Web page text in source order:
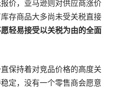
价，亚马逊则对供应商涨价
存商品大多尚未受关税直接
轻易接受以关税为由的全面
保持着对竞品价格的高度关
定，没有一个零售商会愿意